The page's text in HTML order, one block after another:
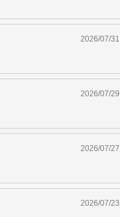
2026/07/31
2026/07/29
2026/07/27
2026/07/23